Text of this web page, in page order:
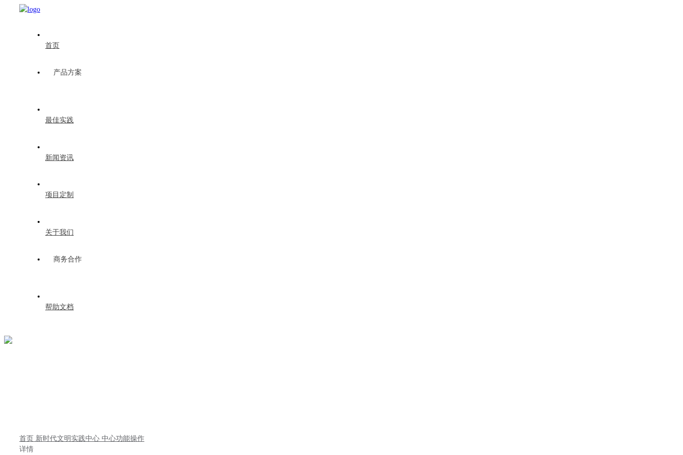
首页
产品方案
最佳实践
新闻资讯
项目定制
关于我们
商务合作
帮助文档
首页 新时代文明实践中心 中心功能操作
详情